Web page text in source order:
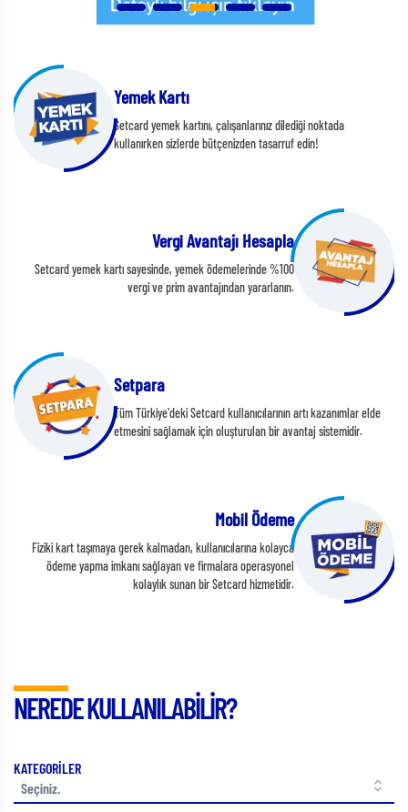
Yemek Kartı
Setcard yemek kartını, çalışanlarınız dilediği noktada
kullanırken sizlerde bütçenizden tasarruf edin!
Vergi Avantajı Hesapla
Setcard yemek kartı sayesinde, yemek ödemelerinde %100
vergi ve prim avantajından yararlanın.
Setpara
Tüm Türkiye'deki Setcard kullanıcılarının artı kazanımlar elde
etmesini sağlamak için oluşturulan bir avantaj sistemidir.
Mobil Ödeme
Fiziki kart taşımaya gerek kalmadan, kullanıcılarına kolayca
ödeme yapma imkanı sağlayan ve firmalara operasyonel
kolaylık sunan bir Setcard hizmetidir.
NEREDE KULLANILABİLİR?
KATEGORİLER